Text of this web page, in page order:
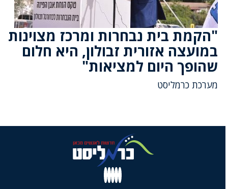
"הקמת בית נבחרות ומרכז מצוינות
במועצה אזורית זבולון, היא חלום
שהופך היום למציאות"
מערכת כרמליסט